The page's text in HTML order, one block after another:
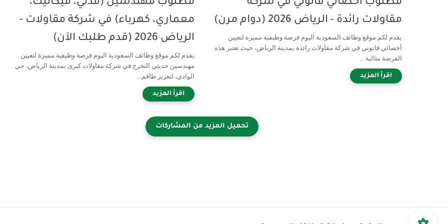
مقاولات رائدة - الرياض 2026 (دوام مرن)
يقدم لكم موقع وظائف السعودية اليوم فرصة وظيفية مميزة لتعيين
أخصائي قانوني في شركة مقاولات رائدة بمدينة الرياض، حيث تعتبر هذه
الفرصة مثالية ...
معماري، كهرباء) في شركة مقاولات -
الرياض 2026 (قدم طلبك الآن)
يقدم لكم موقع وظائف السعودية اليوم فرصة وظيفية مميزة لتعيين
مهندسين حديثي التخرج في شركة مقاولات كبرى بمدينة الرياض، حي
الوادي، لتعزيز طاقم...